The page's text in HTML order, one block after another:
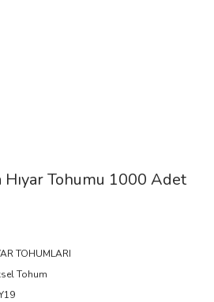
Tohumu 1000 Adet
TOHUMLARI
Tohum